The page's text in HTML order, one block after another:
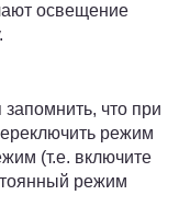
освещение
что при
режим
(т.е. включите
режим